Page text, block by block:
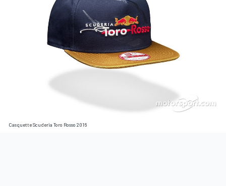
Casquette Scuderia Toro Rosso 2016